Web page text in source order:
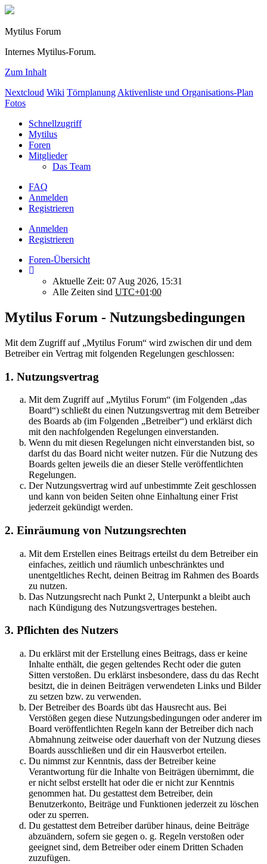
Mytilus Forum
Internes Mytilus-Forum.
Zum Inhalt
Nextcloud Wiki Törnplanung Aktivenliste und Organisations-Plan
Fotos
Schnellzugriff
Mytilus
Foren
Mitglieder
Das Team
FAQ
Anmelden
Registrieren
Anmelden
Registrieren
Foren-Übersicht
Aktuelle Zeit: 07 Aug 2026, 15:31
Alle Zeiten sind UTC+01:00
Mytilus Forum - Nutzungsbedingungen
Mit dem Zugriff auf „Mytilus Forum“ wird zwischen dir und dem
Betreiber ein Vertrag mit folgenden Regelungen geschlossen:
1. Nutzungsvertrag
Mit dem Zugriff auf „Mytilus Forum“ (im Folgenden „das
Board“) schließt du einen Nutzungsvertrag mit dem Betreiber
des Boards ab (im Folgenden „Betreiber“) und erklärst dich
mit den nachfolgenden Regelungen einverstanden.
Wenn du mit diesen Regelungen nicht einverstanden bist, so
darfst du das Board nicht weiter nutzen. Für die Nutzung des
Boards gelten jeweils die an dieser Stelle veröffentlichten
Regelungen.
Der Nutzungsvertrag wird auf unbestimmte Zeit geschlossen
und kann von beiden Seiten ohne Einhaltung einer Frist
jederzeit gekündigt werden.
2. Einräumung von Nutzungsrechten
Mit dem Erstellen eines Beitrags erteilst du dem Betreiber ein
einfaches, zeitlich und räumlich unbeschränktes und
unentgeltliches Recht, deinen Beitrag im Rahmen des Boards
zu nutzen.
Das Nutzungsrecht nach Punkt 2, Unterpunkt a bleibt auch
nach Kündigung des Nutzungsvertrages bestehen.
3. Pflichten des Nutzers
Du erklärst mit der Erstellung eines Beitrags, dass er keine
Inhalte enthält, die gegen geltendes Recht oder die guten
Sitten verstoßen. Du erklärst insbesondere, dass du das Recht
besitzt, die in deinen Beiträgen verwendeten Links und Bilder
zu setzen bzw. zu verwenden.
Der Betreiber des Boards übt das Hausrecht aus. Bei
Verstößen gegen diese Nutzungsbedingungen oder anderer im
Board veröffentlichten Regeln kann der Betreiber dich nach
Abmahnung zeitweise oder dauerhaft von der Nutzung dieses
Boards ausschließen und dir ein Hausverbot erteilen.
Du nimmst zur Kenntnis, dass der Betreiber keine
Verantwortung für die Inhalte von Beiträgen übernimmt, die
er nicht selbst erstellt hat oder die er nicht zur Kenntnis
genommen hat. Du gestattest dem Betreiber, dein
Benutzerkonto, Beiträge und Funktionen jederzeit zu löschen
oder zu sperren.
Du gestattest dem Betreiber darüber hinaus, deine Beiträge
abzuändern, sofern sie gegen o. g. Regeln verstoßen oder
geeignet sind, dem Betreiber oder einem Dritten Schaden
zuzufügen.